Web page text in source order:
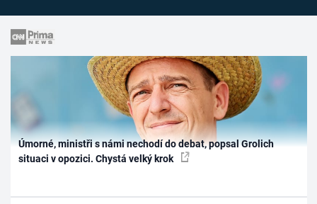
Úmorné, ministři s námi nechodí do debat, popsal Grolich
situaci v opozici. Chystá velký krok